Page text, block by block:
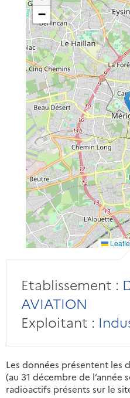
−
Etablissement :
AVIATION
Exploitant :
Les données présentent les
(au 31 décembre de l’année
radioactifs présents sur le